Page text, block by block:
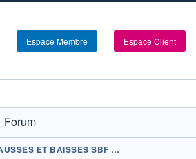
Espace Membre Espace Client
Forum
+ FORTES HAUSSES ET BAISSES SBF 120